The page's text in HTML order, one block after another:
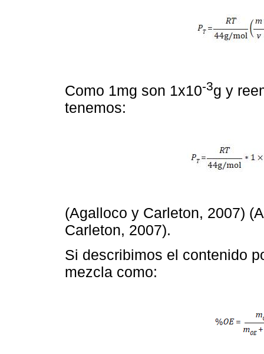
Como 1mg son 1x10-3g y
tenemos:
(Agalloco y Carleton, 2007)
Carleton, 2007).
Si describimos el contenido
mezcla como: